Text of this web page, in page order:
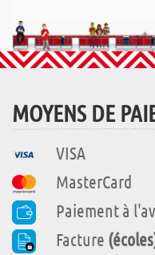
MOYENS DE
VISA
MasterCard
Paiement à
Facture